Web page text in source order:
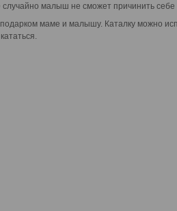
малыш не сможет причинить себе
маме и малышу. Каталку можно